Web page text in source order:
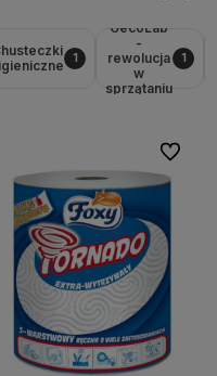
1
GecoLab
-
rewolucja
w
sprzątaniu
1
Do